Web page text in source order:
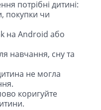
потрібні дитині:
покупки чи
на Android або
навчання, сну та
не могла
коригуйте